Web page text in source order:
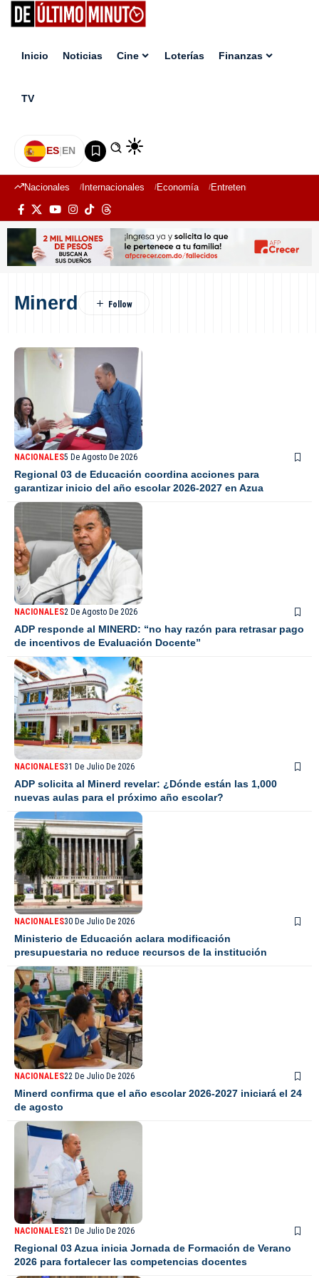
Inicio Noticias Cine Loterías Finanzas
TV
ES|EN
Nacionales Internacionales Economía Entretenimiento
Minerd
NACIONALES5 De Agosto De 2026
Regional 03 de Educación coordina acciones para
garantizar inicio del año escolar 2026-2027 en Azua
NACIONALES2 De Agosto De 2026
ADP responde al MINERD: “no hay razón para retrasar pago
de incentivos de Evaluación Docente”
NACIONALES31 De Julio De 2026
ADP solicita al Minerd revelar: ¿Dónde están las 1,000
nuevas aulas para el próximo año escolar?
NACIONALES30 De Julio De 2026
Ministerio de Educación aclara modificación
presupuestaria no reduce recursos de la institución
NACIONALES22 De Julio De 2026
Minerd confirma que el año escolar 2026-2027 iniciará el 24
de agosto
NACIONALES21 De Julio De 2026
Regional 03 Azua inicia Jornada de Formación de Verano
2026 para fortalecer las competencias docentes